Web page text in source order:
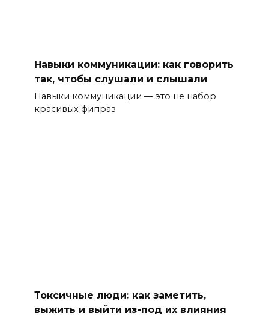
Навыки коммуникации: как говорить
так, чтобы слушали и слышали
Навыки коммуникации — это не набор
красивых фипраз
Токсичные люди: как заметить,
выжить и выйти из-под их влияния